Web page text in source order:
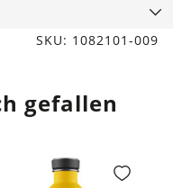
SKU: 1082101-009
gefallen